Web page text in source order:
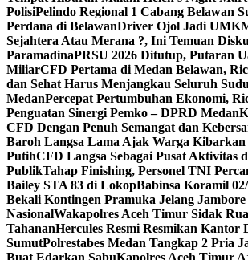
PolisiPelindo Regional 1 Cabang Belawan
Perdana di BelawanDriver Ojol Jadi
Sejahtera Atau Merana ?, Ini Temuan
ParamadinaPRSU 2026 Ditutup, Putaran
MiliarCFD Pertama di Medan Belawan,
dan Sehat Harus Menjangkau Seluruh
MedanPercepat Pertumbuhan Ekonomi,
Penguatan Sinergi Pemko – DPRD Medan
CFD Dengan Penuh Semangat dan
Baroh Langsa Lama Ajak Warga Kibarkan
PutihCFD Langsa Sebagai Pusat Aktivitas
PublikTahap Finishing, Personel TNI
Bailey STA 83 di LokopBabinsa Koramil
Bekali Kontingen Pramuka Jelang Jambore
NasionalWakapolres Aceh Timur Sidak
TahananHercules Resmi Resmikan Kantor
SumutPolrestabes Medan Tangkap 2 Pria
Buat Edarkan SabuKapolres Aceh Timur